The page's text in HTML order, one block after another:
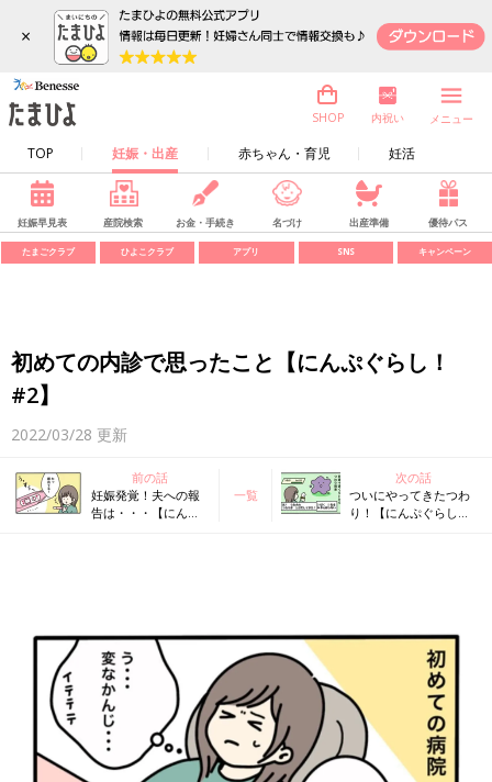
×
TOP 妊娠・出産 赤ちゃん・育児 妊活
SHOP 内祝い メニュー
妊娠早見表 産院検索 お金・手続き 名づけ 出産準備 優待パス
たまごクラブ ひよこクラブ アプリ SNS キャンペーン
初めての内診で思ったこと【にんぷぐらし！
#2】
2022/03/28 更新
前の話
妊娠発覚！夫への報
告は・・・【にんぷ
一覧
次の話
ついにやってきたつわ
り！【にんぷぐらし！